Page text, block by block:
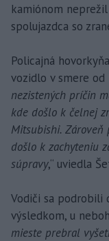
kamiónom
spolujazdca so
Policajná
vozidlo v smere od
nezistených príčin
kde došlo k čelnej
Mitsubishi.
došlo k zachyteniu
súpravy,“ uviedla
Vodiči sa podrobili
výsledkom, u
mieste prebral